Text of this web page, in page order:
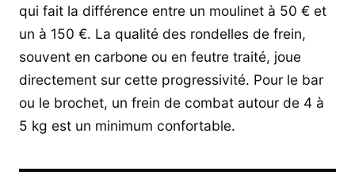
qui fait la différence entre un moulinet à 50 € et
un à 150 €. La qualité des rondelles de frein,
souvent en carbone ou en feutre traité, joue
directement sur cette progressivité. Pour le bar
ou le brochet, un frein de combat autour de 4 à
5 kg est un minimum confortable.